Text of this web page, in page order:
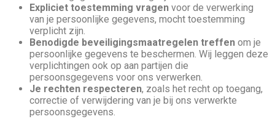
Expliciet toestemming vragen voor de verwerking
van je persoonlijke gegevens, mocht toestemming
verplicht zijn.
Benodigde beveiligingsmaatregelen treffen om je
persoonlijke gegevens te beschermen. Wij leggen deze
verplichtingen ook op aan partijen die
persoonsgegevens voor ons verwerken.
Je rechten respecteren, zoals het recht op toegang,
correctie of verwijdering van je bij ons verwerkte
persoonsgegevens.